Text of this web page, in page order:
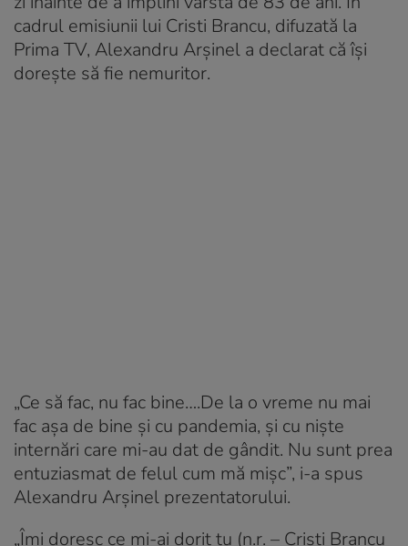
cadrul emisiunii lui Cristi Brancu, difuzată la
Prima TV, Alexandru Arșinel a declarat că își
dorește să fie nemuritor.
„Ce să fac, nu fac bine….De la o vreme nu mai
fac așa de bine și cu pandemia, și cu niște
internări care mi-au dat de gândit. Nu sunt prea
entuziasmat de felul cum mă mișc”, i-a spus
Alexandru Arșinel prezentatorului.
„Îmi doresc ce mi-ai dorit tu (n.r. – Cristi Brancu